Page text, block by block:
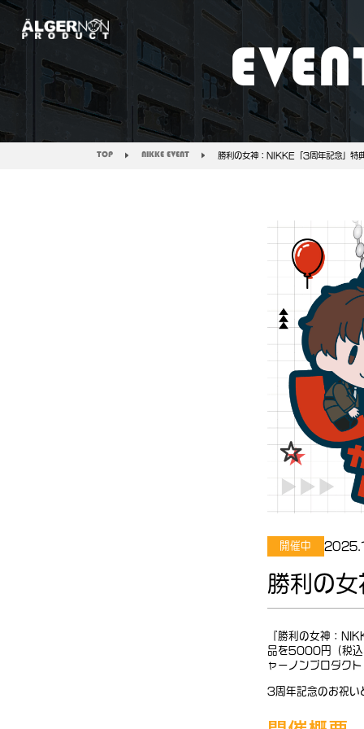
TOP NIKKE EVENT 勝利の女神：NIKKE「3周年記念」特
開催中
勝利の
『勝利の女神：
品を5000円（税込
ャーノンプロダク
3周年記念のお祝い